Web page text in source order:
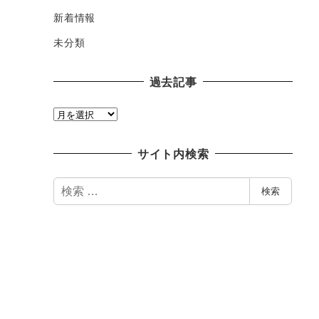
新着情報
未分類
過去記事
過
サイト内検索
検
索
検索